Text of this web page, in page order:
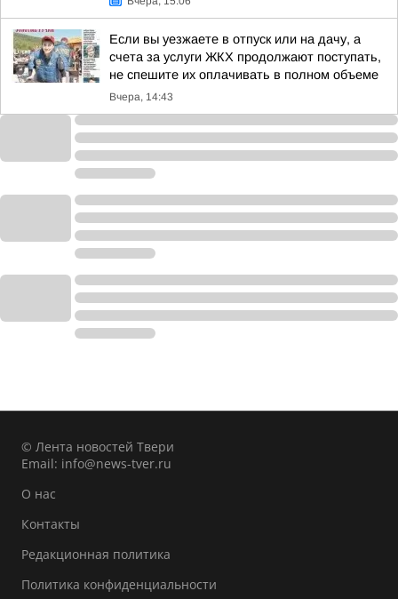
Если вы уезжаете в отпуск или на дачу, а
счета за услуги ЖКХ продолжают поступать,
не спешите их оплачивать в полном объеме
Вчера, 14:43
© Лента новостей Твери
Email: info@news-tver.ru
О нас
Контакты
Редакционная политика
Политика конфиденциальности